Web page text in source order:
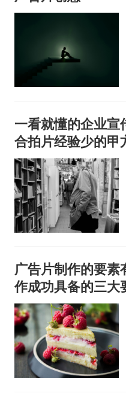
一看就懂的企业宣
合拍片经验少的甲
广告片制作的要素
作成功具备的三大